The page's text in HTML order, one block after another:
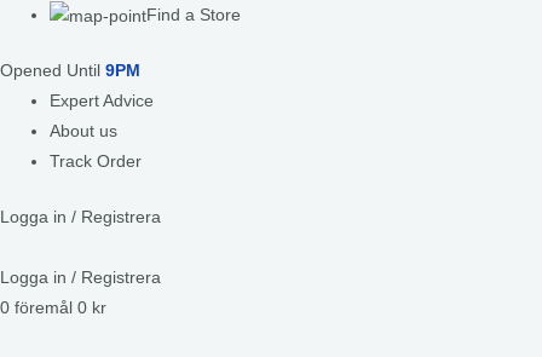
Find a Store
Opened Until 9PM
Expert Advice
About us
Track Order
Logga in / Registrera
Logga in / Registrera
0 föremål 0 kr